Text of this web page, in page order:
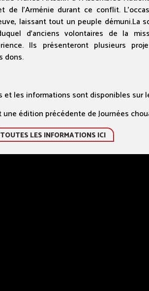
de l’Arménie durant ce conflit.
laissant tout un peuple démuni.La
d’anciens volontaires de la
Ils présenteront plusieurs
dons.
les informations sont disponibles sur
édition précédente de Journées
TOUTES LES INFORMATIONS ICI